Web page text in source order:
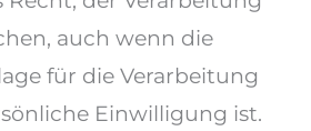
auch wenn die
für die Verarbeitung
Einwilligung ist.